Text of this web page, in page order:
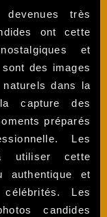
très
ont cette
et
des images
dans la
capture des
préparés
Les
utiliser cette
authentique et
Les
candides